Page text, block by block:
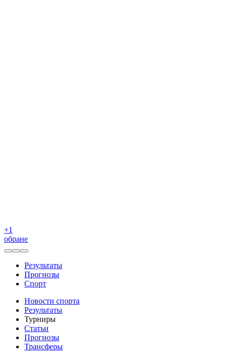
+1
обране
Результаты
Прогнозы
Спорт
Новости спорта
Результаты
Турниры
Статьи
Прогнозы
Трансферы